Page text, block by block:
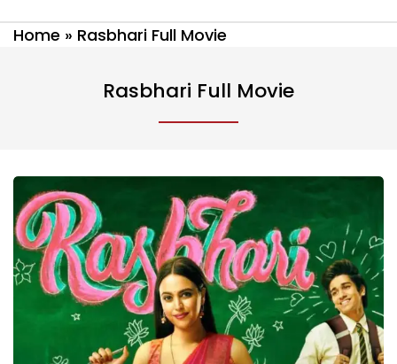
Home » Rasbhari Full Movie
Rasbhari Full Movie